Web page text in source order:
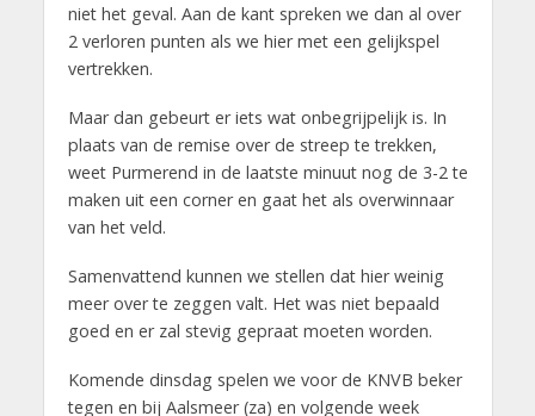
niet het geval. Aan de kant spreken we dan al over
2 verloren punten als we hier met een gelijkspel
vertrekken.
Maar dan gebeurt er iets wat onbegrijpelijk is. In
plaats van de remise over de streep te trekken,
weet Purmerend in de laatste minuut nog de 3-2 te
maken uit een corner en gaat het als overwinnaar
van het veld.
Samenvattend kunnen we stellen dat hier weinig
meer over te zeggen valt. Het was niet bepaald
goed en er zal stevig gepraat moeten worden.
Komende dinsdag spelen we voor de KNVB beker
tegen en bij Aalsmeer (za) en volgende week